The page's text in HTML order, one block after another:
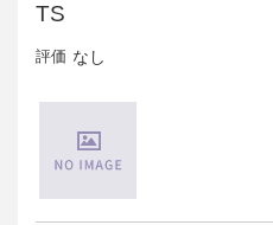
TS
評価 なし